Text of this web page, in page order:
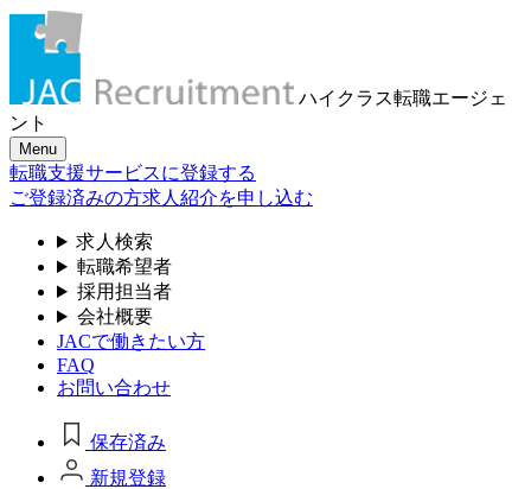
ハイクラス転職エージェ
ント
Menu
転職支援サービスに登録する
ご登録済みの方求人紹介を申し込む
求人検索
転職希望者
採用担当者
会社概要
JACで働きたい方
FAQ
お問い合わせ
保存済み
新規登録